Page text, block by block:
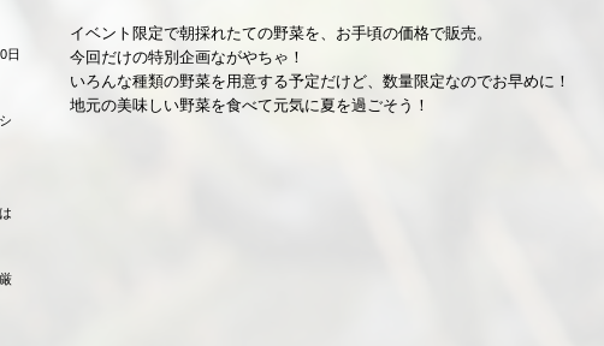
イベント限定で朝採れたての野菜を、お手頃の価格で販売。
今回だけの特別企画ながやちゃ！
いろんな種類の野菜を用意する予定だけど、数量限定なのでお早めに！
地元の美味しい野菜を食べて元気に夏を過ごそう！
日